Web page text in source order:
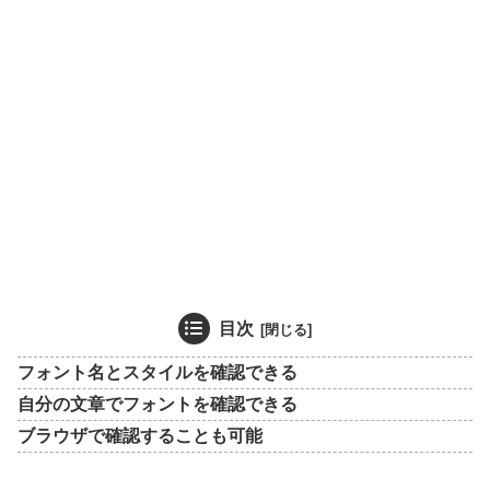
目次
フォント名とスタイルを確認できる
自分の文章でフォントを確認できる
ブラウザで確認することも可能